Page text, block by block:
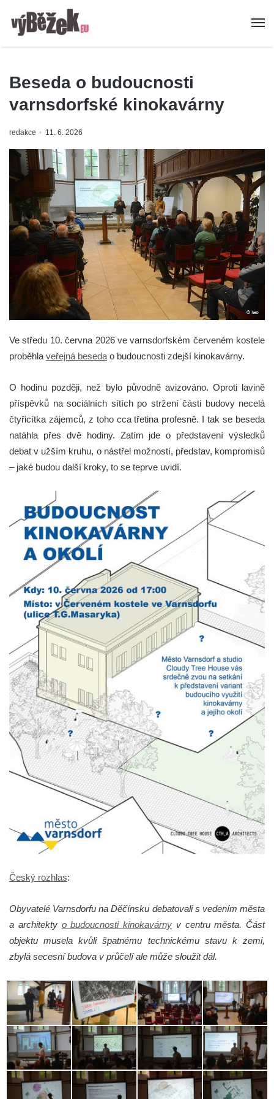
Beseda o budoucnosti
varnsdorfské kinokavárny
redakce 11. 6. 2026
Ve středu 10. června 2026 ve varnsdorfském červeném kostele
proběhla veřejná beseda o budoucnosti zdejší kinokavárny.
O hodinu později, než bylo původně avizováno. Oproti lavině
příspěvků na sociálních sítích po stržení části budovy necelá
čtyřicítka zájemců, z toho cca třetina profesně. I tak se beseda
natáhla přes dvě hodiny. Zatím jde o představení výsledků
debat v užším kruhu, o nástřel možností, představ, kompromisů
– jaké budou další kroky, to se teprve uvidí.
Český rozhlas:
Obyvatelé Varnsdorfu na Děčínsku debatovali s vedením města
a architekty o budoucnosti kinokavárny v centru města. Část
objektu musela kvůli špatnému technickému stavu k zemi,
zbylá secesní budova v průčelí ale může sloužit dál.